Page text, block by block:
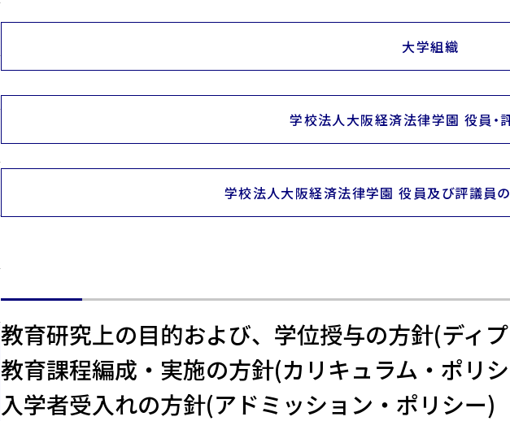
大学組織
学校法人大阪経済法律学園 役員・
学校法人大阪経済法律学園 役員及び評議員
教育研究上の目的および、学位授与の方針(ディ
教育課程編成・実施の方針(カリキュラム・ポリ
入学者受入れの方針(アドミッション・ポリシー)